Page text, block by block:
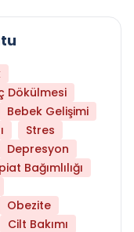
Dökülmesi
Bebek Gelişimi
Stres
Depresyon
Bağımlılığı
Obezite
Cilt Bakımı